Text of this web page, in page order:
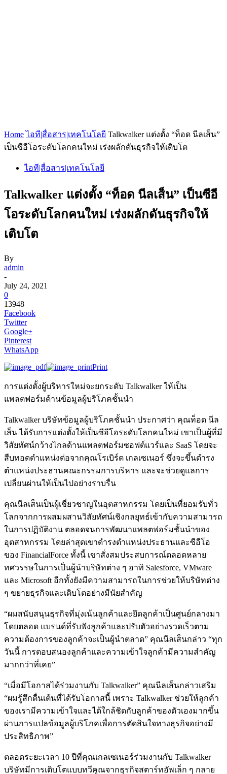
Home ไอที|สื่อสาร|เทคโนโลยี Talkwalker แต่งตั้ง “ท็อด นีลเส็น”
เป็นซีอีโอระดับโลกคนใหม่ เร่งผลักดันธุรกิจให้เติบโต
ไอที|สื่อสาร|เทคโนโลยี
Talkwalker แต่งตั้ง “ท็อด นีลเส็น” เป็นซีอี
โอระดับโลกคนใหม่ เร่งผลักดันธุรกิจให้
เติบโต
By
admin
-
July 24, 2021
0
13948
Facebook
Twitter
Google+
Pinterest
WhatsApp
Print
การแต่งตั้งผู้บริหารใหม่จะยกระดับ Talkwalker ให้เป็น
แพลตฟอร์มด้านข้อมูลผู้บริโภคชั้นนำ
Talkwalker บริษัทข้อมูลผู้บริโภคชั้นนำ ประกาศว่า คุณท็อด นีล
เส็น ได้รับการแต่งตั้งให้เป็นซีอีโอระดับโลกคนใหม่ เขาเป็นผู้ที่มี
วิสัยทัศน์กว้างไกลด้านแพลตฟอร์มซอฟต์แวร์และ SaaS โดยจะ
สืบทอดตำแหน่งต่อจากคุณโรเบิร์ต เกลเซเนอร์ ซึ่งจะขึ้นดำรง
ตำแหน่งประธานคณะกรรมการบริหาร และจะช่วยดูแลการ
เปลี่ยนผ่านให้เป็นไปอย่างราบรื่น
คุณนีลเส็นเป็นผู้เชี่ยวชาญในอุตสาหกรรม โดยเป็นที่ยอมรับทั่ว
โลกจากการผสมผสานวิสัยทัศน์เชิงกลยุทธ์เข้ากับความสามารถ
ในการปฏิบัติงาน ตลอดจนการพัฒนาแพลตฟอร์มชั้นนำของ
อุตสาหกรรม โดยล่าสุดเขาดำรงตำแหน่งประธานและซีอีโอ
ของ FinancialForce ทั้งนี้ เขาสั่งสมประสบการณ์ตลอดหลาย
ทศวรรษในการเป็นผู้นำบริษัทต่าง ๆ อาทิ Salesforce, VMware
และ Microsoft อีกทั้งยังมีความสามารถในการช่วยให้บริษัทต่าง
ๆ ขยายธุรกิจและเติบโตอย่างมีนัยสำคัญ
“ผมสนับสนุนธุรกิจที่มุ่งเน้นลูกค้าและยึดลูกค้าเป็นศูนย์กลางมา
โดยตลอด แบรนด์ที่รับฟังลูกค้าและปรับตัวอย่างรวดเร็วตาม
ความต้องการของลูกค้าจะเป็นผู้นำตลาด” คุณนีลเส็นกล่าว “ทุก
วันนี้ การตอบสนองลูกค้าและความเข้าใจลูกค้ามีความสำคัญ
มากกว่าที่เคย”
“เมื่อมีโอกาสได้ร่วมงานกับ Talkwalker” คุณนีลเส็นกล่าวเสริม
“ผมรู้สึกตื่นเต้นที่ได้รับโอกาสนี้ เพราะ Talkwalker ช่วยให้ลูกค้า
ของเรามีความเข้าใจและได้ใกล้ชิดกับลูกค้าของตัวเองมากขึ้น
ผ่านการแปลข้อมูลผู้บริโภคเพื่อการตัดสินใจทางธุรกิจอย่างมี
ประสิทธิภาพ”
ตลอดระยะเวลา 10 ปีที่คุณเกลเซเนอร์ร่วมงานกับ Talkwalker
บริษัทมีการเติบโตแบบทวีคูณจากธุรกิจสตาร์ทอัพเล็ก ๆ กลาย